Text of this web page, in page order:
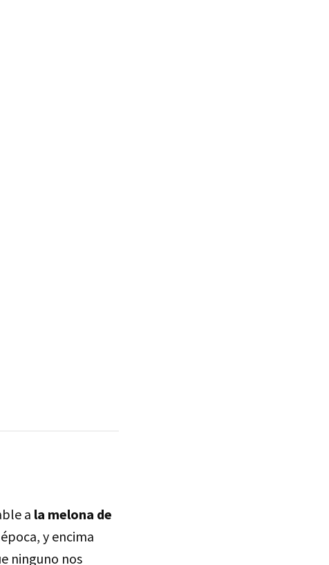
a la melona de
y encima
ninguno nos